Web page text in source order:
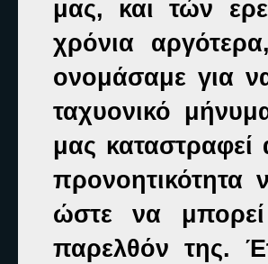
μας, και τών
χρόνια
ονομάσαμε για
ταχυονικό
μας
προνοητικότητα
ώστε να
παρελθόν της.